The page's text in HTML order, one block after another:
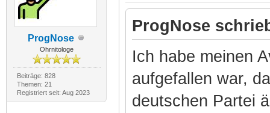
ProgNose
Ohrnitologe
Beiträge: 828
Themen: 21
Registriert seit: Aug 2023
ProgNose
Ich habe meinen
aufgefallen war,
deutschen Partei